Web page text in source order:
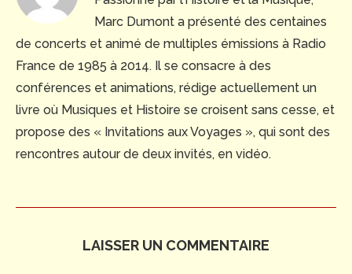
Marc Dumont a présenté des centaines
de concerts et animé de multiples émissions à Radio
France de 1985 à 2014. Il se consacre à des
conférences et animations, rédige actuellement un
livre où Musiques et Histoire se croisent sans cesse, et
propose des « Invitations aux Voyages », qui sont des
rencontres autour de deux invités, en vidéo.
LAISSER UN COMMENTAIRE